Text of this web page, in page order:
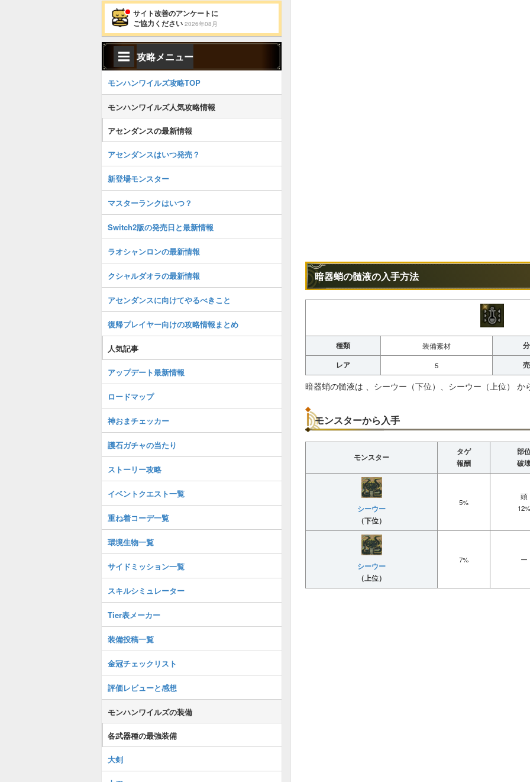
暗器蛸の髄液の入手方法
種類 装備素材
レア
5
暗器蛸の髄液は 、シーウー（下位）、シーウー（上位） か
モンスターから入手
モンスター
タゲ
報酬
部
破
シーウー
（下位）
5%
頭
12%
シーウー
（上位）
7% ー
サイト改善のアンケートに
ご協力ください 2026年08月
攻略メニュー
モンハンワイルズ攻略TOP
モンハンワイルズ人気攻略情報
アセンダンスの最新情報
アセンダンスはいつ発売？
新登場モンスター
マスターランクはいつ？
Switch2版の発売日と最新情報
ラオシャンロンの最新情報
クシャルダオラの最新情報
アセンダンスに向けてやるべきこと
復帰プレイヤー向けの攻略情報まとめ
人気記事
アップデート最新情報
ロードマップ
神おまチェッカー
護石ガチャの当たり
ストーリー攻略
イベントクエスト一覧
重ね着コーデ一覧
環境生物一覧
サイドミッション一覧
スキルシミュレーター
Tier表メーカー
装備投稿一覧
金冠チェックリスト
評価レビューと感想
モンハンワイルズの装備
各武器種の最強装備
大剣